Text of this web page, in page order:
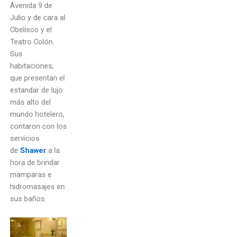
Avenida 9 de
Julio y de cara al
Obelisco y el
Teatro Colón.
Sus
habitaciones,
que presentan el
estandar de lujo
más alto del
mundo hotelero,
contaron con los
servicios
de Shawer a la
hora de brindar
mamparas e
hidromasajes en
sus baños.